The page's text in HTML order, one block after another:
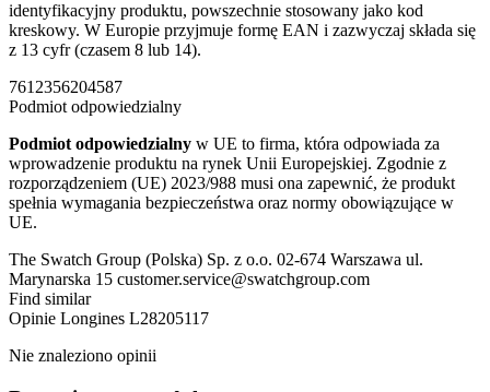
identyfikacyjny produktu, powszechnie stosowany jako kod
kreskowy. W Europie przyjmuje formę EAN i zazwyczaj składa się
z 13 cyfr (czasem 8 lub 14).
7612356204587
Podmiot odpowiedzialny
Podmiot odpowiedzialny w UE to firma, która odpowiada za
wprowadzenie produktu na rynek Unii Europejskiej. Zgodnie z
rozporządzeniem (UE) 2023/988 musi ona zapewnić, że produkt
spełnia wymagania bezpieczeństwa oraz normy obowiązujące w
UE.
The Swatch Group (Polska) Sp. z o.o. 02-674 Warszawa ul.
Marynarska 15 customer.service@swatchgroup.com
Find similar
Opinie Longines L28205117
Nie znaleziono opinii